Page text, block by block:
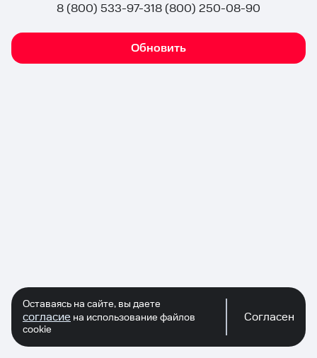
8 (800) 533-97-318 (800) 250-08-90
Обновить
Оставаясь на сайте, вы даете
согласие на использование файлов
cookie
Согласен